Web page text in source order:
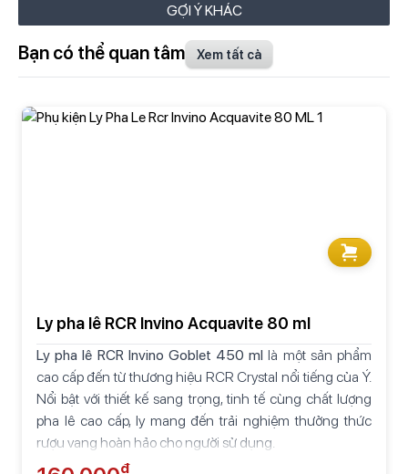
GỢI Ý KHÁC
Bạn có thể quan tâm Xem tất cả
Ly pha lê RCR Invino Acquavite 80 ml
Ly pha lê RCR Invino Goblet 450 ml là một sản phẩm
cao cấp đến từ thương hiệu RCR Crystal nổi tiếng của Ý.
Nổi bật với thiết kế sang trọng, tinh tế cùng chất lượng
pha lê cao cấp, ly mang đến trải nghiệm thưởng thức
rượu vang hoàn hảo cho người sử dụng.
₫